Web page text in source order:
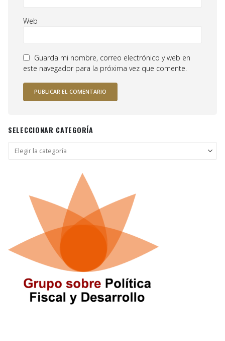
Web
Guarda mi nombre, correo electrónico y web en
este navegador para la próxima vez que comente.
SELECCIONAR CATEGORÍA
Seleccionar
categoría